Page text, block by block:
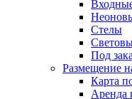
Стелы
Под
Размещение
Карта
Аренда